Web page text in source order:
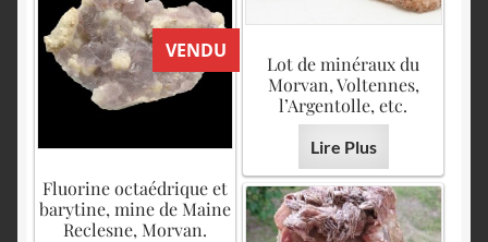
Lot de minéraux du
Morvan, Voltennes,
l’Argentolle, etc.
Lire Plus
VENDU
Fluorine octaédrique et
barytine, mine de Maine
Reclesne, Morvan.